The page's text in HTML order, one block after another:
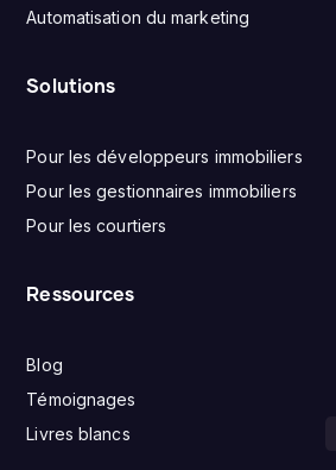
Automatisation du marketing
Solutions
Pour les développeurs immobiliers
Pour les gestionnaires immobiliers
Pour les courtiers
Ressources
Blog
Témoignages
Livres blancs